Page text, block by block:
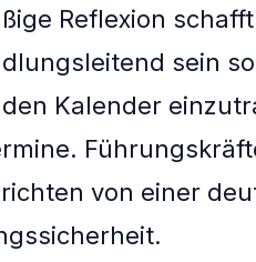
Reflexion
sein
Kalender
von einer